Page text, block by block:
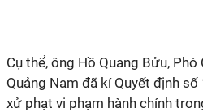
Cụ thể, ông Hồ Quang Bửu,
Quảng Nam đã kí Quyết định
xử phạt vi phạm hành chính